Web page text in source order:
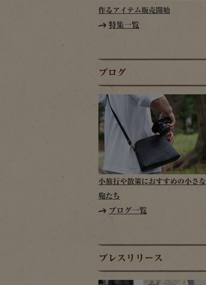
作るアイテム販売開始
特集一覧
ブログ
小旅行や散策におすすめの小さな
鞄たち
ブログ一覧
プレスリリース